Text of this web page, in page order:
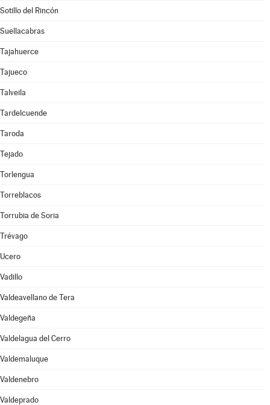
Sotillo del Rincón
Suellacabras
Tajahuerce
Tajueco
Talveila
Tardelcuende
Taroda
Tejado
Torlengua
Torreblacos
Torrubia de Soria
Trévago
Ucero
Vadillo
Valdeavellano de Tera
Valdegeña
Valdelagua del Cerro
Valdemaluque
Valdenebro
Valdeprado